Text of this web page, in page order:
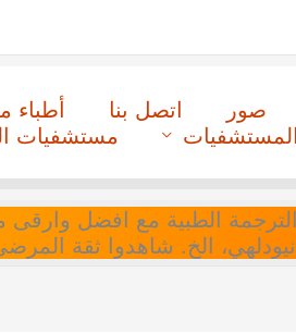
صور اتصل بنا أطباء
المستشفيات مستشفيات
الطبي والترجمة الطبية مع
نيودلهي، الخ. شاهدوا ثقة